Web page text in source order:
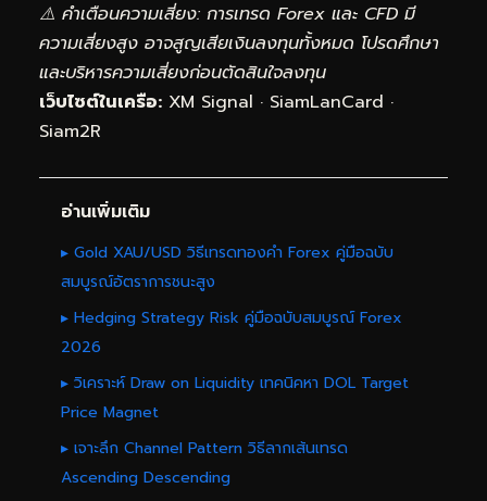
⚠️ คำเตือนความเสี่ยง: การเทรด Forex และ CFD มี
ความเสี่ยงสูง อาจสูญเสียเงินลงทุนทั้งหมด โปรดศึกษา
และบริหารความเสี่ยงก่อนตัดสินใจลงทุน
เว็บไซต์ในเครือ: XM Signal · SiamLanCard ·
Siam2R
อ่านเพิ่มเติม
▸ Gold XAU/USD วิธีเทรดทองคำ Forex คู่มือฉบับ
สมบูรณ์อัตราการชนะสูง
▸ Hedging Strategy Risk คู่มือฉบับสมบูรณ์ Forex
2026
▸ วิเคราะห์ Draw on Liquidity เทคนิคหา DOL Target
Price Magnet
▸ เจาะลึก Channel Pattern วิธีลากเส้นเทรด
Ascending Descending